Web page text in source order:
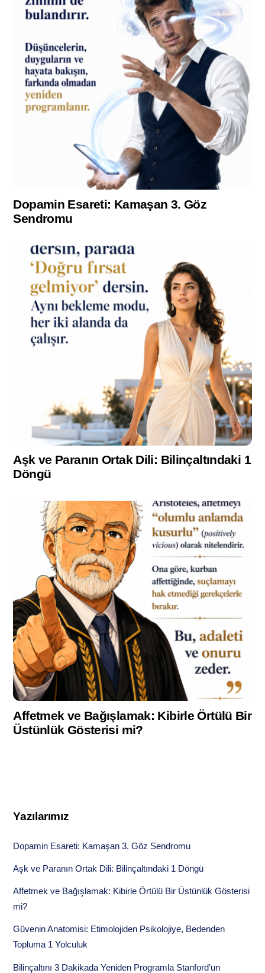
Dopamin Esareti: Kamaşan 3. Göz
Sendromu
Aşk ve Paranın Ortak Dili: Bilinçaltındaki 1
Döngü
Affetmek ve Bağışlamak: Kibirle Örtülü Bir
Üstünlük Gösterisi mi?
Yazılarımız
Dopamin Esareti: Kamaşan 3. Göz Sendromu
Aşk ve Paranın Ortak Dili: Bilinçaltındaki 1 Döngü
Affetmek ve Bağışlamak: Kibirle Örtülü Bir Üstünlük Gösterisi
mi?
Güvenin Anatomisi: Etimolojiden Psikolojiye, Bedenden
Topluma 1 Yolculuk
Bilinçaltını 3 Dakikada Yeniden Programla Stanford’un